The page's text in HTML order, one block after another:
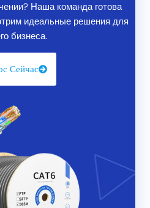
Наша команда готова
идеальные решения для
бизнеса.
Сейчас